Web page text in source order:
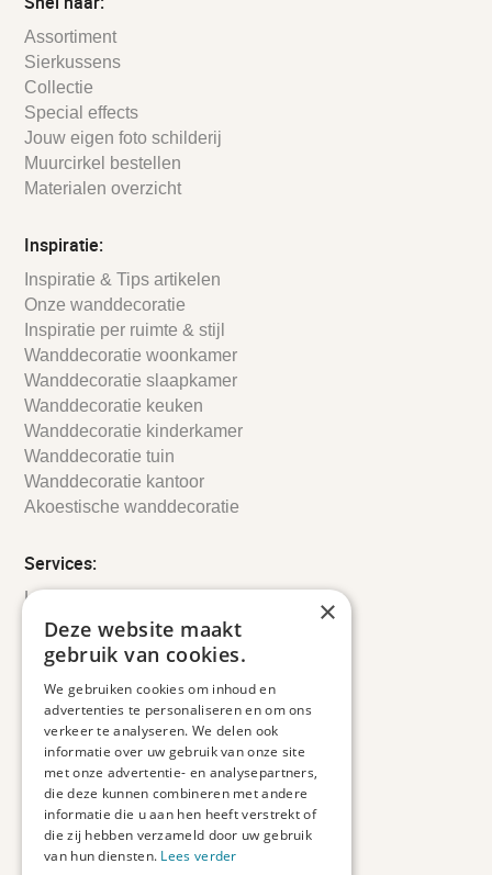
Assortiment
Sierkussens
Collectie
Special effects
Jouw eigen foto schilderij
Muurcirkel bestellen
Materialen overzicht
Inspiratie:
Inspiratie & Tips artikelen
Onze wanddecoratie
Inspiratie per ruimte & stijl
Wanddecoratie woonkamer
Wanddecoratie slaapkamer
Wanddecoratie keuken
Wanddecoratie kinderkamer
Wanddecoratie tuin
Wanddecoratie kantoor
Akoestische wanddecoratie
Services:
Leveringsinformatie
Retourbeleid
Informatie
Veelgestelde vragen
Duurzaam ondernemen
Contact informatie
Etienne de Pinedaweg 34
3711 CH, Austerlitz
Nederland
×
Deze website maakt
gebruik van cookies.
We gebruiken cookies om inhoud en
advertenties te personaliseren en om ons
verkeer te analyseren. We delen ook
informatie over uw gebruik van onze site
met onze advertentie- en analysepartners,
die deze kunnen combineren met andere
informatie die u aan hen heeft verstrekt of
die zij hebben verzameld door uw gebruik
van hun diensten. Lees verder